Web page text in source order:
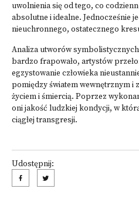
uwolnienia się od tego, co
absolutne i idealne. Jednocześnie
nieuchronnego, ostatecznego
Analiza utworów
bardzo frapowało, artystów
egzystowanie człowieka
pomiędzy światem wewnętrznym i
życiem i śmiercią. Poprzez
oni jakość ludzkiej kondycji, w
ciągłej transgresji.
Udostępnij: